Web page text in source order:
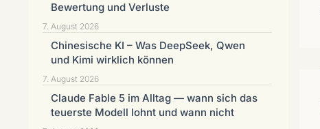
Bewertung und Verluste
7. August 2026
Chinesische KI – Was DeepSeek, Qwen
und Kimi wirklich können
7. August 2026
Claude Fable 5 im Alltag — wann sich das
teuerste Modell lohnt und wann nicht